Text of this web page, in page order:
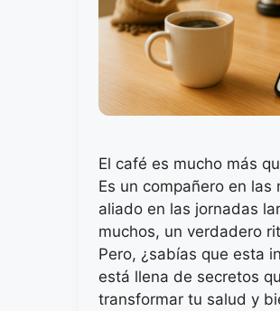
El café es mucho más
Es un compañero en las
aliado en las jornadas
muchos, un verdadero
Pero, ¿sabías que esta
está llena de secretos
transformar tu salud y